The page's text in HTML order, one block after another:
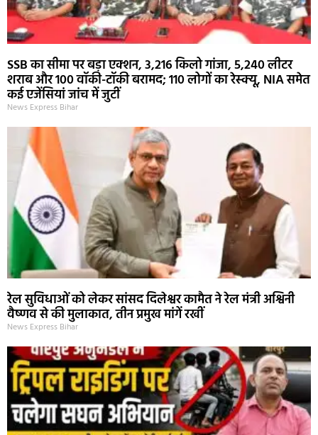
SSB का सीमा पर बड़ा एक्शन, 3,216 किलो गांजा, 5,240 लीटर
शराब और 100 वॉकी-टॉकी बरामद; 110 लोगों का रेस्क्यू, NIA समेत
कई एजेंसियां जांच में जुटीं
News Express Bihar
रेल सुविधाओं को लेकर सांसद दिलेश्वर कामैत ने रेल मंत्री अश्विनी
वैष्णव से की मुलाकात, तीन प्रमुख मांगें रखीं
News Express Bihar